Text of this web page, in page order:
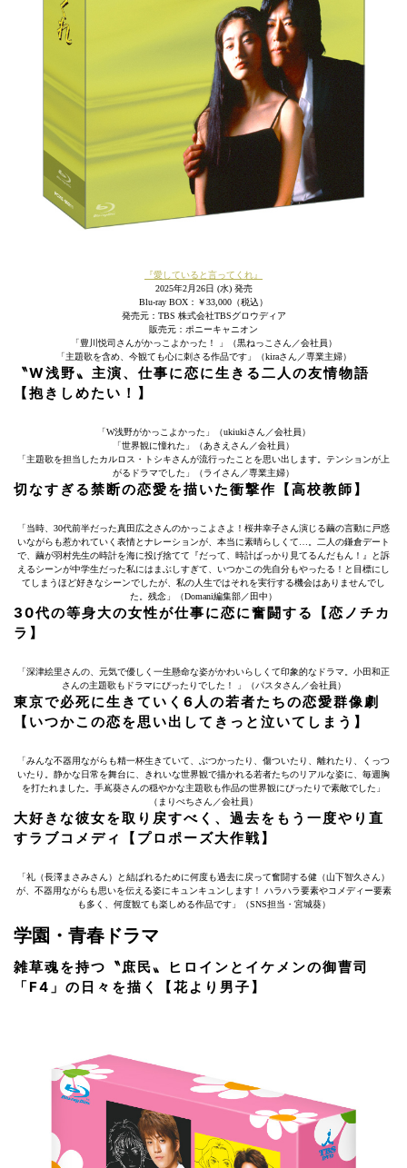
『愛していると言ってくれ』
2025年2月26日 (水) 発売
Blu-ray BOX：￥33,000（税込）
発売元：TBS 株式会社TBSグロウディア
販売元：ポニーキャニオン
「豊川悦司さんがかっこよかった！ 」（黒ねっこさん／会社員）
「主題歌を含め、今観ても心に刺さる作品です」（kiraさん／専業主婦）
〝W浅野〟主演、仕事に恋に生きる二人の友情物語
【抱きしめたい！】
「W浅野がかっこよかった」（ukiukiさん／会社員）
「世界観に憧れた」（あきえさん／会社員）
「主題歌を担当したカルロス・トシキさんが流行ったことを思い出します。テンションが上
がるドラマでした」（ライさん／専業主婦）
切なすぎる禁断の恋愛を描いた衝撃作【高校教師】
「当時、30代前半だった真田広之さんのかっこよさよ！桜井幸子さん演じる繭の言動に戸惑
いながらも惹かれていく表情とナレーションが、本当に素晴らしくて…。二人の鎌倉デート
で、繭が羽村先生の時計を海に投げ捨てて『だって、時計ばっかり見てるんだもん！』と訴
えるシーンが中学生だった私にはまぶしすぎて、いつかこの先自分もやったる！と目標にし
てしまうほど好きなシーンでしたが、私の人生ではそれを実行する機会はありませんでし
た。残念」（Domani編集部／田中）
30代の等身大の女性が仕事に恋に奮闘する【恋ノチカ
ラ】
「深津絵里さんの、元気で優しく一生懸命な姿がかわいらしくて印象的なドラマ。小田和正
さんの主題歌もドラマにぴったりでした！ 」（パスタさん／会社員）
東京で必死に生きていく6人の若者たちの恋愛群像劇
【いつかこの恋を思い出してきっと泣いてしまう】
「みんな不器用ながらも精一杯生きていて、ぶつかったり、傷ついたり、離れたり、くっつ
いたり。静かな日常を舞台に、きれいな世界観で描かれる若者たちのリアルな姿に、毎週胸
を打たれました。手嶌葵さんの穏やかな主題歌も作品の世界観にぴったりで素敵でした」
（まりぺちさん／会社員）
大好きな彼女を取り戻すべく、過去をもう一度やり直
すラブコメディ【プロポーズ大作戦】
「礼（長澤まさみさん）と結ばれるために何度も過去に戻って奮闘する健（山下智久さん）
が、不器用ながらも思いを伝える姿にキュンキュンします！ ハラハラ要素やコメディー要素
も多く、何度観ても楽しめる作品です」（SNS担当・宮城葵）
学園・青春ドラマ
雑草魂を持つ〝庶民〟ヒロインとイケメンの御曹司
「F4」の日々を描く【花より男子】